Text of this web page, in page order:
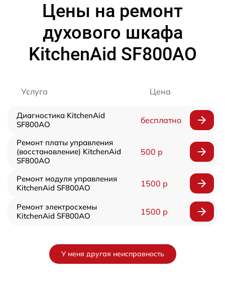
Цены на ремонт
духового шкафа
KitchenAid SF800AO
Услуга Цена
Диагностика KitchenAid
SF800AO
бесплатно
Ремонт платы управления
(восстановление) KitchenAid
SF800AO
500 р
Ремонт модуля управления
KitchenAid SF800AO
1500 р
Ремонт электросхемы
KitchenAid SF800AO
1500 р
У меня другая неисправность